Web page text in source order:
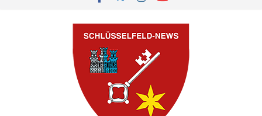
Brand in Sägewerk in Bernroth schnell unter
Kontrolle
Stadt Schlüsselfeld bietet Online-Anmeldung für
Kindergartenplätze an
Dieseldiebstahl im Wert von 600 Euro